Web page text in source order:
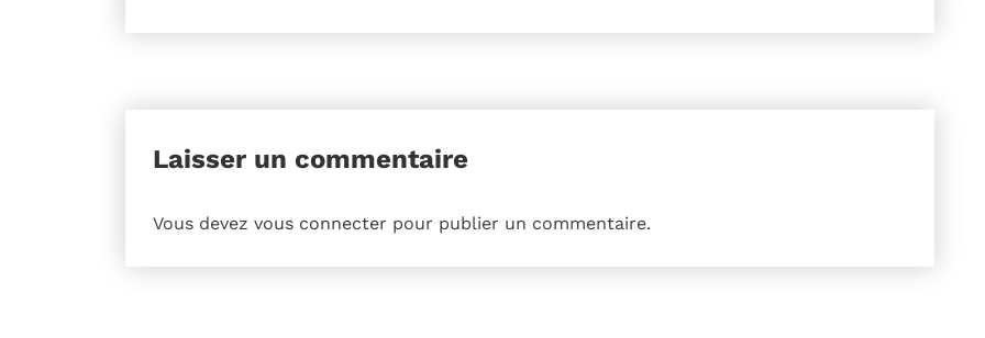
Laisser un commentaire
Vous devez vous connecter pour publier un commentaire.